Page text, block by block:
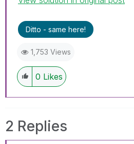
Ditto - same here!
1,753 Views
0 Likes
2 Replies